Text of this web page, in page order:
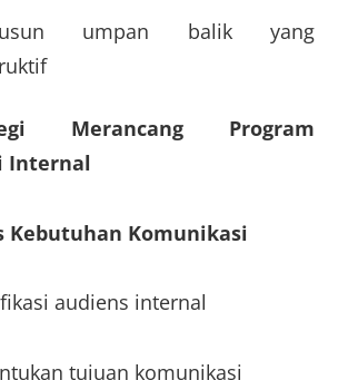
umpan balik yang
Merancang Program
Internal
Kebutuhan Komunikasi
audiens internal
tujuan komunikasi